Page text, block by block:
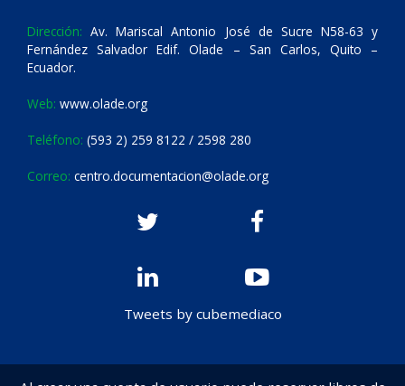
Dirección: Av. Mariscal Antonio José de Sucre N58-63 y
Fernández Salvador Edif. Olade – San Carlos, Quito –
Ecuador.
Web: www.olade.org
Teléfono: (593 2) 259 8122 / 2598 280
Correo: centro.documentacion@olade.org
Tweets by cubemediaco